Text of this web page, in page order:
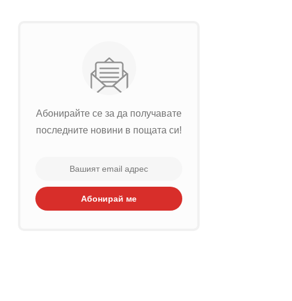
Абонирайте се за да получавате
последните новини в пощата си!
Абонирай ме